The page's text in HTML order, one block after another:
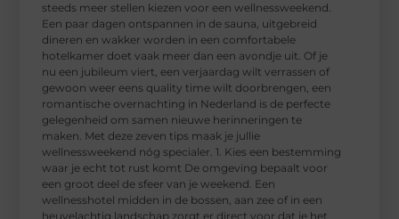
steeds meer stellen kiezen voor een wellnessweekend.
Een paar dagen ontspannen in de sauna, uitgebreid
dineren en wakker worden in een comfortabele
hotelkamer doet vaak meer dan een avondje uit. Of je
nu een jubileum viert, een verjaardag wilt verrassen of
gewoon weer eens quality time wilt doorbrengen, een
romantische overnachting in Nederland is de perfecte
gelegenheid om samen nieuwe herinneringen te
maken. Met deze zeven tips maak je jullie
wellnessweekend nóg specialer. 1. Kies een bestemming
waar je echt tot rust komt De omgeving bepaalt voor
een groot deel de sfeer van je weekend. Een
wellnesshotel midden in de bossen, aan zee of in een
heuvelachtig landschap zorgt er direct voor dat je het